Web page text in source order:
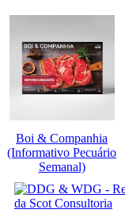
Boi & Companhia
(Informativo Pecuário
Semanal)